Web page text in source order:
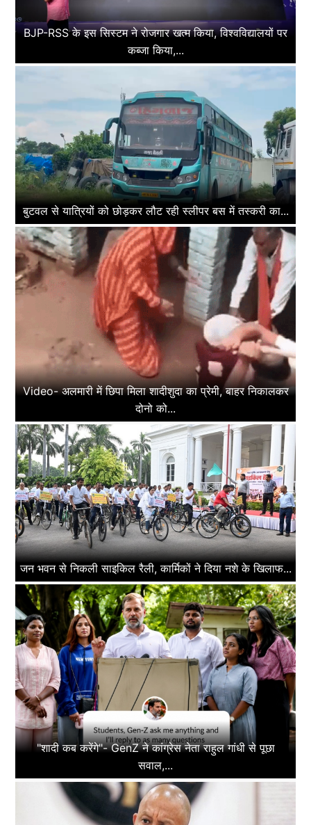
BJP-RSS के इस सिस्टम ने रोजगार खत्म किया, विश्वविद्यालयों पर
कब्जा किया,...
बुटवल से यात्रियों को छोड़कर लौट रही स्लीपर बस में तस्करी का...
Video- अलमारी में छिपा मिला शादीशुदा का प्रेमी, बाहर निकालकर
दोनो को...
जन भवन से निकली साइकिल रैली, कार्मिकों ने दिया नशे के खिलाफ...
"शादी कब करेंगे"- GenZ ने कांग्रेस नेता राहुल गांधी से पूछा
सवाल,...